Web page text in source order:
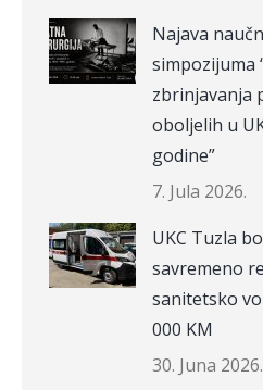
Najava
simpozijuma
zbrinjavanja
oboljelih u
godine”
7. Jula 2026.
UKC Tuzla
savremeno
sanitetsko
000 KM
30. Juna 2026.